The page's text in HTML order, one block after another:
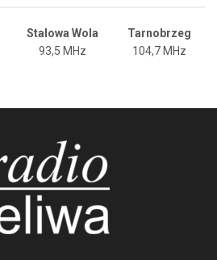
Stalowa Wola
Tarnobrzeg
93,5 MHz 104,7 MHz